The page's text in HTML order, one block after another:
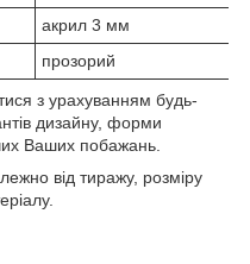
акрил 3 мм
прозорий
з урахуванням будь-
дизайну, форми
Ваших побажань.
від тиражу, розміру